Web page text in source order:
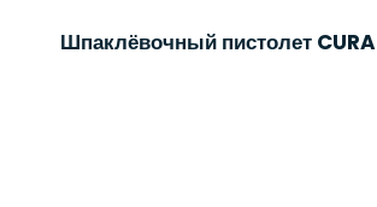
Шпаклёвочный пистолет CURA